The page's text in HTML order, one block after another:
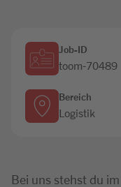
Job-ID
toom-70489
Bereich
Logistik
Bei uns stehst du